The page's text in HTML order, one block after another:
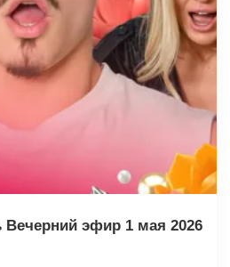
эфир 1 мая 2026